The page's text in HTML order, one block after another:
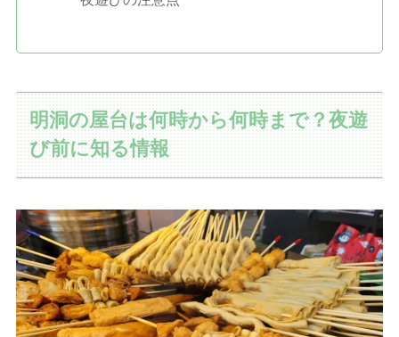
明洞の屋台は何時から何時まで？夜遊
び前に知る情報